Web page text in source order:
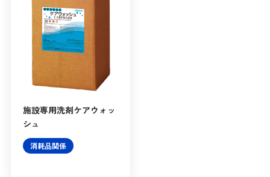
施設専用洗剤ケアウォッ
シュ
消耗品関係